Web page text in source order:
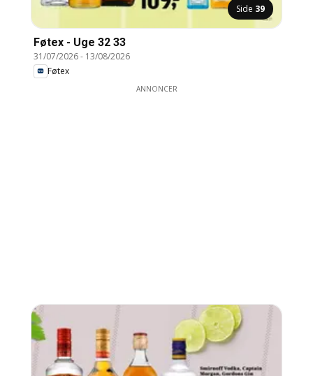
Side 39
Føtex - Uge 32 33
31/07/2026- 13/08/2026
Føtex
ANNONCER